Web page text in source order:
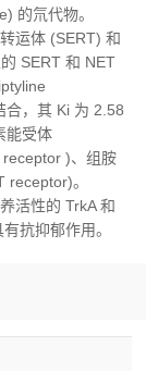
的氘代物。
运体 (SERT) 和
SERT 和 NET
合，其 Ki 为 2.58
能受体
)、组胺
。
活性的 TrkA 和
抗抑郁作用。